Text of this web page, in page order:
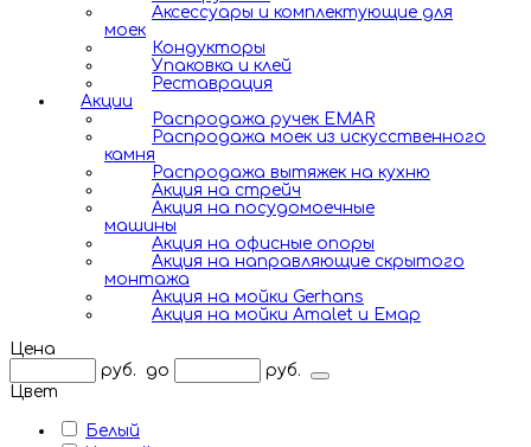
Аксессуары и комплектующие для
моек
Кондукторы
Упаковка и клей
Реставрация
Акции
Распродажа ручек EMAR
Распродажа моек из искусственного
камня
Распродажа вытяжек на кухню
Акция на стрейч
Акция на посудомоечные
машины
Акция на офисные опоры
Акция на направляющие скрытого
монтажа
Акция на мойки Gerhans
Акция на мойки Amalet и Емар
Цена
руб.
до
руб.
Цвет
Белый